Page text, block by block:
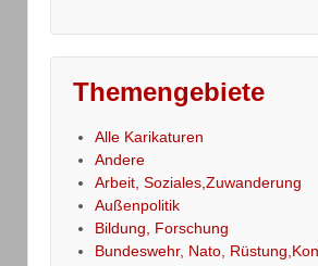
Themengebiete
Alle Karikaturen
Andere
Arbeit, Soziales,Zuwanderung
Außenpolitik
Bildung, Forschung
Bundeswehr, Nato,